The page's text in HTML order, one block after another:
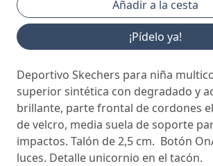
¡Pídelo ya!
Deportivo Skechers para niña
superior sintética con degradado y
brillante, parte frontal de cordones
de velcro, media suela de soporte
impactos. Talón de 2,5 cm. Botón
luces. Detalle unicornio en el tacón.